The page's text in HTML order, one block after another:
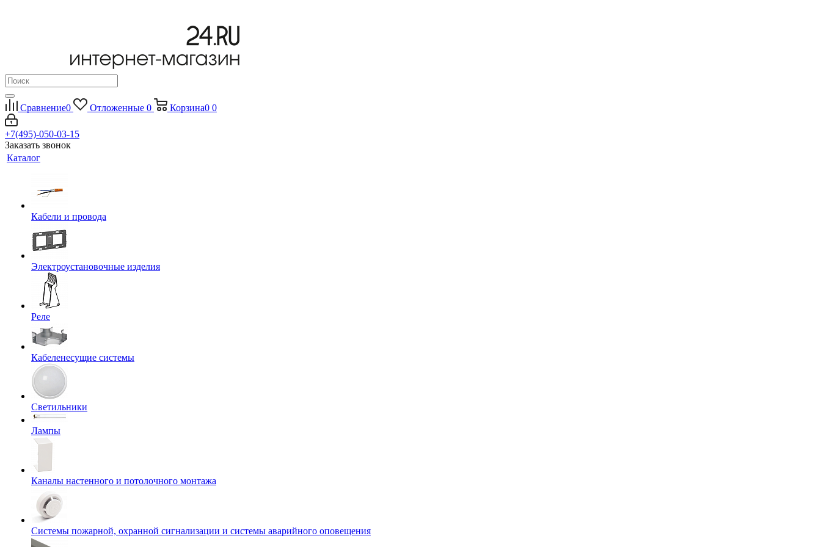
Сравнение0 Отложенные 0 Корзина0 0
+7(495)-050-03-15
Заказать звонок
Каталог
Кабели и провода
Электроустановочные изделия
Реле
Кабеленесущие системы
Светильники
Лампы
Каналы настенного и потолочного монтажа
Системы пожарной, охранной сигнализации и системы аварийного оповещения